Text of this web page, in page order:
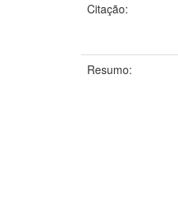
Citação:
Resumo: